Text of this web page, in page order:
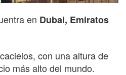
en Dubai, Emiratos
con una altura de
más alto del mundo.